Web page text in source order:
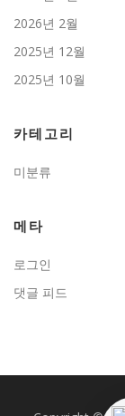
2026년 2월
2025년 12월
2025년 10월
카테고리
미분류
메타
로그인
댓글 피드